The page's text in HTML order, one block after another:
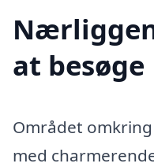
at besøge
Området
med